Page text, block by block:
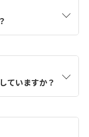
、生産管理・原
」、生産スケジ
み合わせて、お
ていますか？